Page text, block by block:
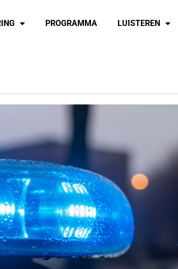
PROGRAMMA LUISTEREN